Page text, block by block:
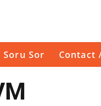
Soru Sor Contact